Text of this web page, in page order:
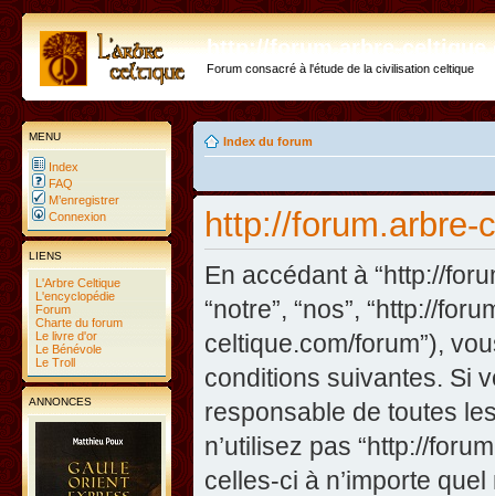
http://forum.arbre-
Forum consacré à l'étude de la civilisation celtique
MENU
Index
FAQ
M’enregistrer
Connexion
LIENS
L'Arbre Celtique
L'encyclopédie
Forum
Charte du forum
Le livre d'or
Le Bénévole
Le Troll
ANNONCES
Index du forum
http://forum.arbre-
En accédant à “http://
“notre”, “nos”, “http://
celtique.com/forum”),
conditions suivantes. Si
responsable de toutes
n’utilisez pas “http://
celles-ci à n’importe